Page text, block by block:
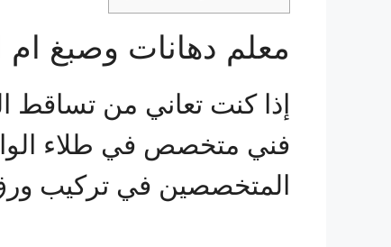
معلم دهانات وصبغ ام
إذا كنت تعاني من تساقط
فني متخصص في طلاء
المتخصصين في تركيب ورق